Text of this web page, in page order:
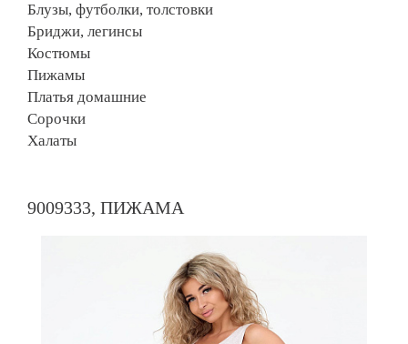
Блузы, футболки, толстовки
Бриджи, легинсы
Костюмы
Пижамы
Платья домашние
Сорочки
Халаты
9009333, ПИЖАМА